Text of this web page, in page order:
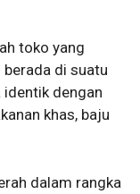
toko yang
di suatu
identik dengan
khas, baju
dalam rangka